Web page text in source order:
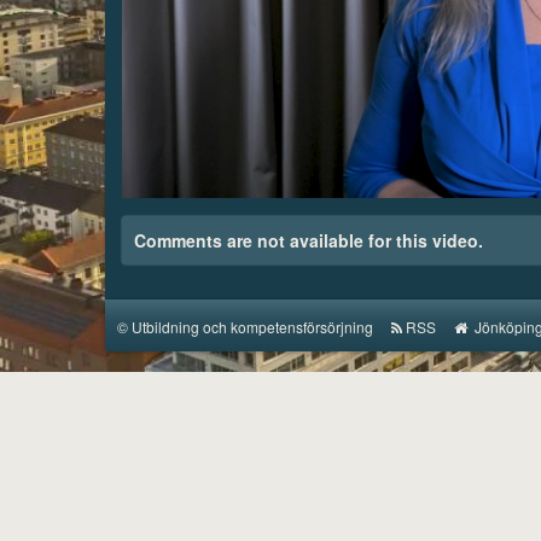
/04:06
Comments are not available for this video.
© Utbildning och kompetensförsörjning RSS